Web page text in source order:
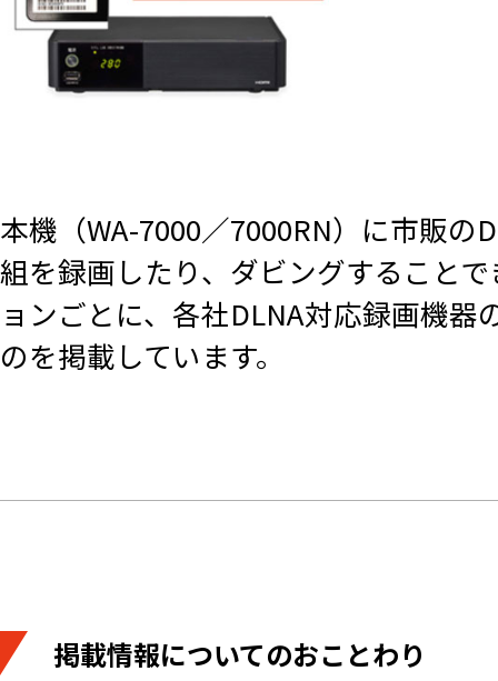
本機（WA-7000／7000RN） に市販の
組を録画したり、ダビングすること
ョンごとに、各社DLNA対応録画機
のを掲載しています。
掲載情報についてのおことわり